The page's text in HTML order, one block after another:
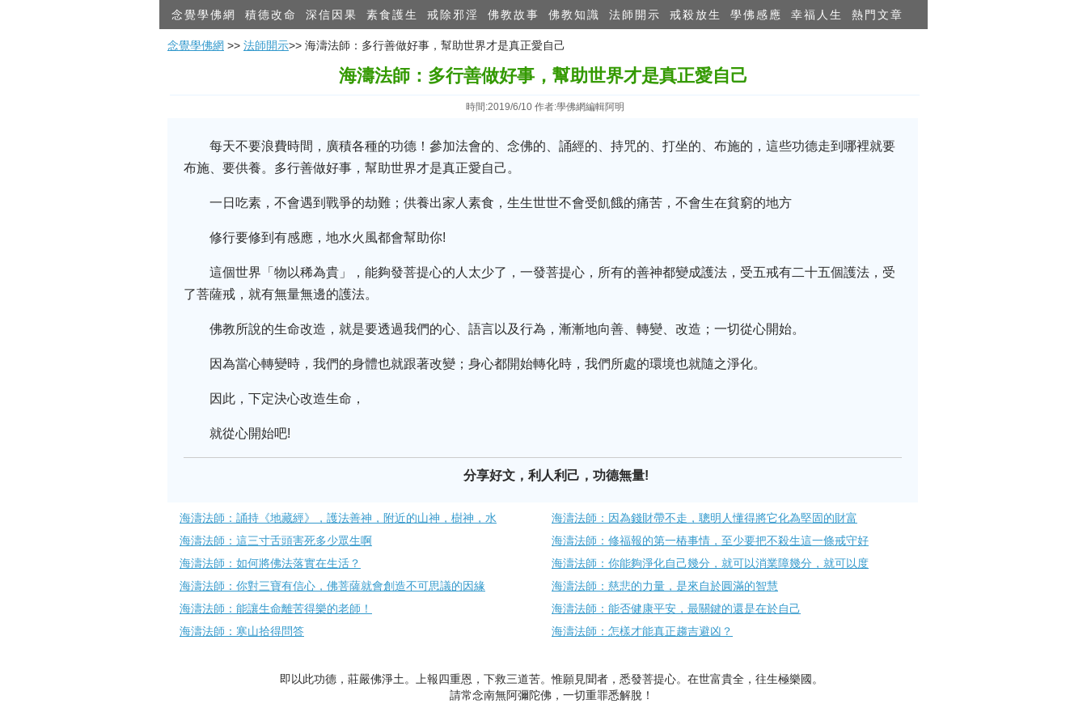
念覺學佛網 積德改命 深信因果 素食護生 戒除邪淫 佛教故事 佛教知識 法師開示 戒殺放生 學佛感應 幸福人生 熱門文章
念覺學佛網 >> 法師開示>> 海濤法師：多行善做好事，幫助世界才是真正愛自己
海濤法師：多行善做好事，幫助世界才是真正愛自己
時間:2019/6/10 作者:學佛網編輯阿明
每天不要浪費時間，廣積各種的功德！參加法會的、念佛的、誦經的、持咒的、打坐的、布施的，這些功德走到哪裡就要
布施、要供養。多行善做好事，幫助世界才是真正愛自己。
一日吃素，不會遇到戰爭的劫難；供養出家人素食，生生世世不會受飢餓的痛苦，不會生在貧窮的地方
修行要修到有感應，地水火風都會幫助你!
這個世界「物以稀為貴」，能夠發菩提心的人太少了，一發菩提心，所有的善神都變成護法，受五戒有二十五個護法，受
了菩薩戒，就有無量無邊的護法。
佛教所說的生命改造，就是要透過我們的心、語言以及行為，漸漸地向善、轉變、改造；一切從心開始。
因為當心轉變時，我們的身體也就跟著改變；身心都開始轉化時，我們所處的環境也就隨之淨化。
因此，下定決心改造生命，
就從心開始吧!
分享好文，利人利己，功德無量!
海濤法師：誦持《地藏經》，護法善神，附近的山神，樹神，水
海濤法師：因為錢財帶不走，聰明人懂得將它化為堅固的財富
海濤法師：這三寸舌頭害死多少眾生啊
海濤法師：修福報的第一樁事情，至少要把不殺生這一條戒守好
海濤法師：如何將佛法落實在生活？
海濤法師：你能夠淨化自己幾分，就可以消業障幾分，就可以度
海濤法師：你對三寶有信心，佛菩薩就會創造不可思議的因緣
海濤法師：慈悲的力量，是來自於圓滿的智慧
海濤法師：能讓生命離苦得樂的老師！
海濤法師：能否健康平安，最關鍵的還是在於自己
海濤法師：寒山拾得問答
海濤法師：怎樣才能真正趨吉避凶？
即以此功德，莊嚴佛淨土。上報四重恩，下救三道苦。惟願見聞者，悉發菩提心。在世富貴全，往生極樂國。
請常念南無阿彌陀佛，一切重罪悉解脫！